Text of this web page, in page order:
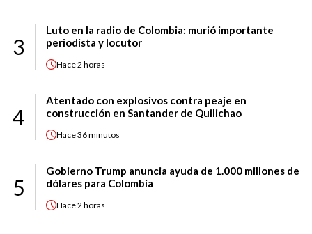
3
Luto en la radio de Colombia: murió importante
periodista y locutor
Hace2 horas
4
Atentado con explosivos contra peaje en
construcción en Santander de Quilichao
Hace36 minutos
5
Gobierno Trump anuncia ayuda de 1.000 millones de
dólares para Colombia
Hace2 horas